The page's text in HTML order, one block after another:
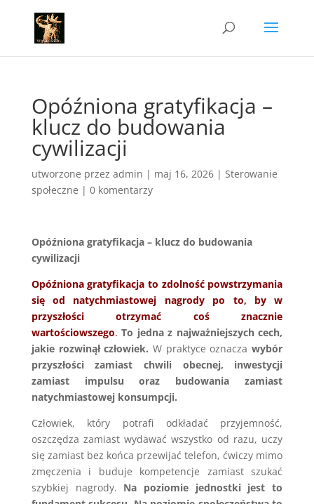
Opóźniona gratyfikacja –
klucz do budowania
cywilizacji
utworzone przez admin | maj 16, 2026| Sterowanie
społeczne | 0 komentarzy
Opóźniona gratyfikacja – klucz do budowania
cywilizacji
Opóźniona gratyfikacja to zdolność powstrzymania
się od natychmiastowej nagrody po to, by w
przyszłości otrzymać coś znacznie
wartościowszego. To jedna z najważniejszych cech,
jakie rozwinął człowiek. W praktyce oznaczawybór
przyszłości zamiast chwili obecnej, inwestycji
zamiast impulsu oraz budowania zamiast
natychmiastowej konsumpcji.
Człowiek, który potrafi odkładać przyjemność,
oszczędza zamiast wydawać wszystko od razu, uczy
się zamiast bez końca przewijać telefon, ćwiczy mimo
zmęczenia i buduje kompetencje zamiast szukać
szybkiej nagrody. Na poziomie jednostki jest to